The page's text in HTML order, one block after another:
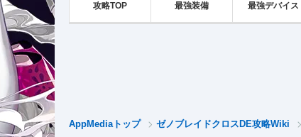
攻略TOP 最強装備 最強デバイス
AppMediaトップ ゼノブレイドクロスDE攻略Wiki